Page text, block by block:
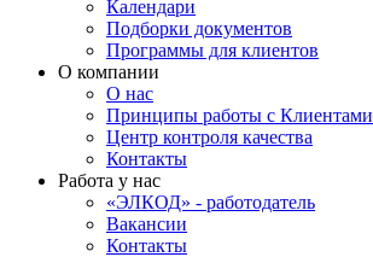
Календари
Подборки документов
Программы для клиентов
О компании
О нас
Принципы работы с Клиентами
Центр контроля качества
Контакты
Работа у нас
«ЭЛКОД» - работодатель
Вакансии
Контакты